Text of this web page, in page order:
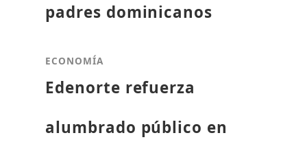
padres dominicanos
ECONOMÍA
Edenorte refuerza
alumbrado público en